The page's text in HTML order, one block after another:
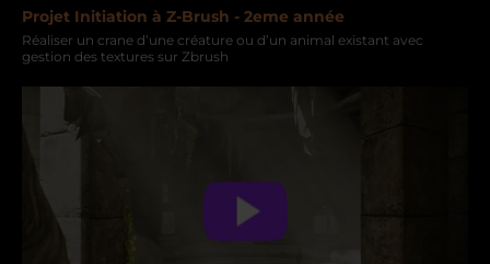
Projet Initiation à Z-Brush - 2eme année
Réaliser un crane d’une créature ou d’un animal existant avec
gestion des textures sur Zbrush